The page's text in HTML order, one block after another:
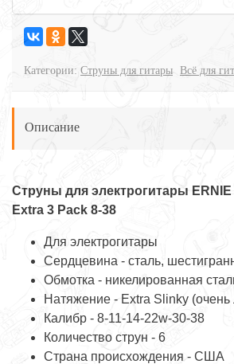
Категории: Струны для гитары Всё для
Описание
Струны для электрогитары
Extra 3 Pack 8-38
Для электрогитары
Сердцевина - сталь,
Обмотка - никелированная
Натяжение - Extra Slinky (очень
Калибр - 8-11-14-22w-30-38
Количество струн - 6
Страна происхождения - США